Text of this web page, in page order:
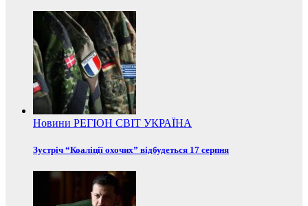
Новини РЕГІОН СВІТ УКРАЇНА
Зустріч “Коаліції охочих” відбудеться 17 серпня